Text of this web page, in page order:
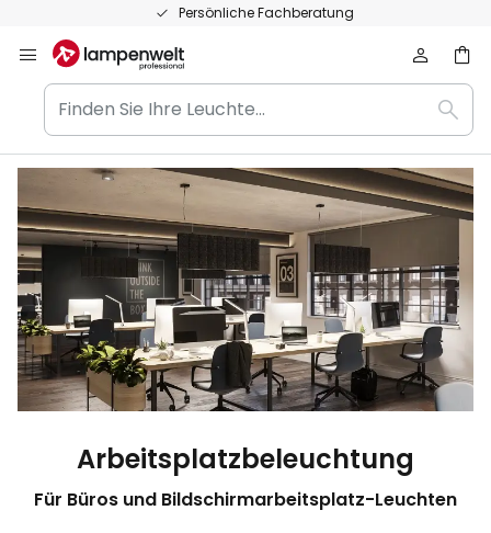
Persönliche Fachberatung
Inhalt
springen
Finden
Sie
Ihre
Leuchte...
Arbeitsplatzbeleuchtung
Für Büros und Bildschirmarbeitsplatz-Leuchten